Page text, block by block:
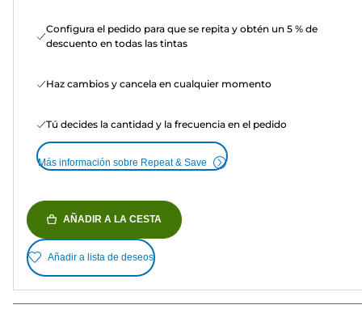
Configura el pedido para que se repita y obtén un 5 % de
descuento en todas las tintas
Haz cambios y cancela en cualquier momento
Tú decides la cantidad y la frecuencia en el pedido
Más información sobre Repeat & Save
AÑADIR A LA CESTA
Añadir a lista de deseos